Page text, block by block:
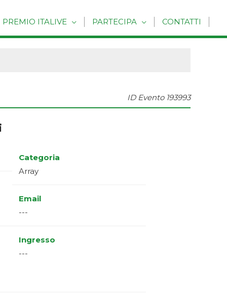
PREMIO ITALIVE PARTECIPA CONTATTI
ID Evento 193993
Categoria
Array
Email
---
Ingresso
---